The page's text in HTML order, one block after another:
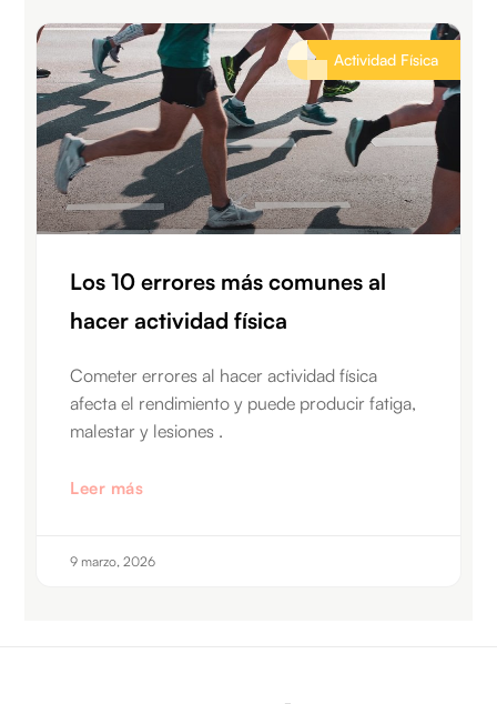
Actividad Física
Los 10 errores más comunes al
hacer actividad física
Cometer errores al hacer actividad física
afecta el rendimiento y puede producir fatiga,
malestar y lesiones .
Leer más
9 marzo, 2026